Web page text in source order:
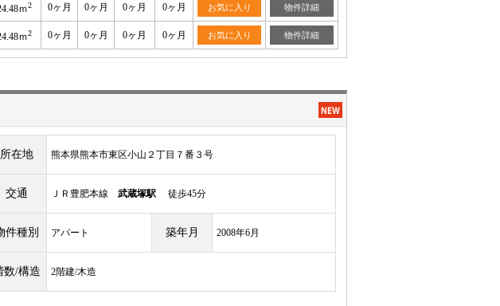
ｍ2 0ヶ月 0ヶ月 0ヶ月 0ヶ月 お気に入り 物件詳細
ｍ2 0ヶ月 0ヶ月 0ヶ月 0ヶ月 お気に入り 物件詳細
所在地 熊本県熊本市東区小山２丁目７番３号
交通 ＪＲ豊肥本線 武蔵塚駅 徒歩45分
件種別 アパート 築年月 2008年6月
数/構造 2階建/木造